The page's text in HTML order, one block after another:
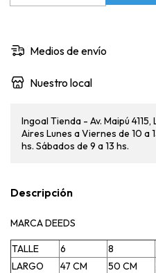
Medios de envío
Nuestro local
Ingoal Tienda - Av. Maipú 4115,
Aires Lunes a Viernes de 10 a
hs. Sábados de 9 a 13 hs.
Descripción
MARCA DEEDS
TALLE 6 8
LARGO
47 CM 50 CM